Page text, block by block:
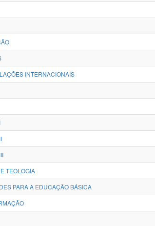
INTERNACIONAIS
TEOLOGIA
PARA A EDUCAÇÃO BÁSICA